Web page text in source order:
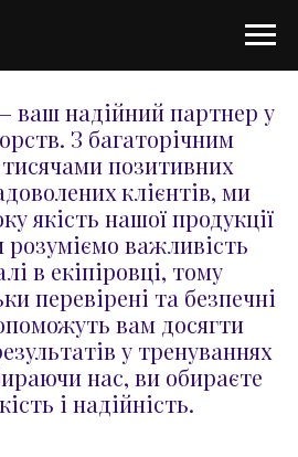
ваш надійний партнер у
З багаторічним
позитивних
клієнтів, ми
якість нашої продукції
розуміємо важливість
в екіпіровці, тому
перевірені та безпечні
вам досягти
у тренуваннях
нас, ви обираєте
і надійність.